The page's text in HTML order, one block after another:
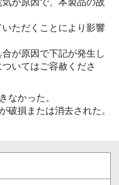
ただくことにより影響
が原因で下記が発生し
いてはご容赦くださ
なかった。
破損または消去された。